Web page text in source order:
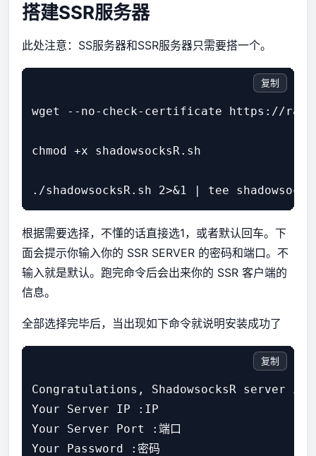
搭建SSR服务器
此处注意：SS服务器和SSR服务器只需要搭一个。
wget --no-check-certificate https://
chmod +x shadowsocksR.sh
复制
根据需要选择，不懂的话直接选1，或者默认回车。下
面会提示你输入你的 SSR SERVER 的密码和端口。不
输入就是默认。跑完命令后会出来你的 SSR 客户端的
信息。
全部选择完毕后，当出现如下命令就说明安装成功了
Congratulations, ShadowsocksR server
Your Server IP :IP
Your Server Port :端口
Your Password :密码
复制